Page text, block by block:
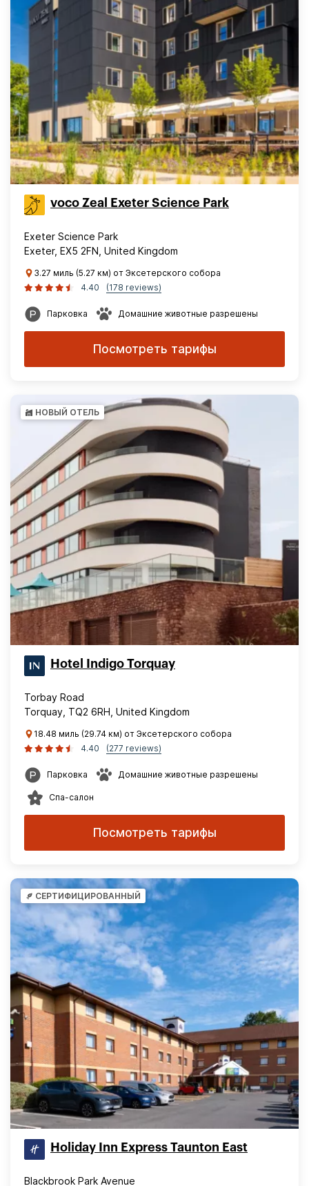
voco Zeal Exeter Science Park
Exeter Science Park
Exeter, EX5 2FN, United Kingdom
3.27 миль (5.27 км) от Эксетерского собора
4.40
(178 reviews)
Парковка Домашние животные разрешены
Посмотреть тарифы
НОВЫЙ ОТЕЛЬ
Hotel Indigo Torquay
Torbay Road
Torquay, TQ2 6RH, United Kingdom
18.48 миль (29.74 км) от Эксетерского собора
4.40
(277 reviews)
Парковка Домашние животные разрешены
Спа-салон
Посмотреть тарифы
СЕРТИФИЦИРОВАННЫЙ
Holiday Inn Express Taunton East
Blackbrook Park Avenue